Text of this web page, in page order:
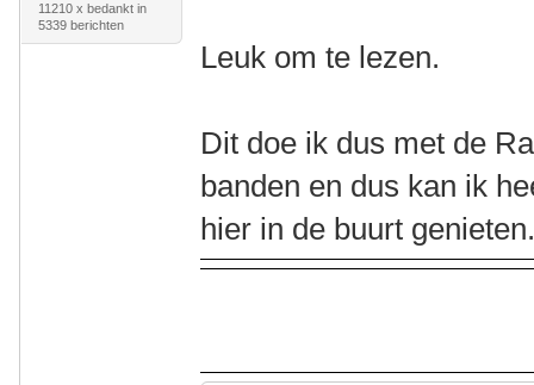
11210 x bedankt in
5339 berichten
Leuk om te lezen.
Dit doe ik dus met de
banden en dus kan ik
hier in de buurt